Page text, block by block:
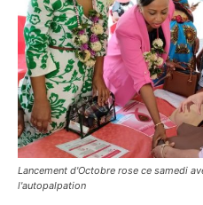
Lancement d'Octobre rose ce samedi
l'autopalpation